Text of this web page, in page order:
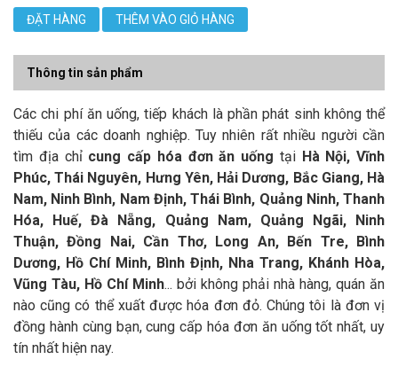
ĐẶT HÀNG THÊM VÀO GIỎ HÀNG
Thông tin sản phẩm
Các chi phí ăn uống, tiếp khách là phần phát sinh không thể
thiếu của các doanh nghiệp. Tuy nhiên rất nhiều người cần
tìm địa chỉ cung cấp hóa đơn ăn uống tạiHà Nội, Vĩnh
Phúc, Thái Nguyên, Hưng Yên, Hải Dương, Bắc Giang, Hà
Nam, Ninh Bình, Nam Định, Thái Bình, Quảng Ninh, Thanh
Hóa, Huế, Đà Nẵng, Quảng Nam, Quảng Ngãi, Ninh
Thuận, Đồng Nai, Cần Thơ, Long An, Bến Tre, Bình
Dương, Hồ Chí Minh, Bình Định, Nha Trang, Khánh Hòa,
Vũng Tàu, Hồ Chí Minh... bởi không phải nhà hàng, quán ăn
nào cũng có thể xuất được hóa đơn đỏ. Chúng tôi là đơn vị
đồng hành cùng bạn, cung cấp hóa đơn ăn uống tốt nhất, uy
tín nhất hiện nay.